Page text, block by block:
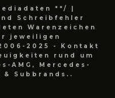
**/
|
Schreibfehler
Warenzeichen
jeweiligen
2025 - Kontakt
rund um
AMG, Mercedes-
& Subbrands..